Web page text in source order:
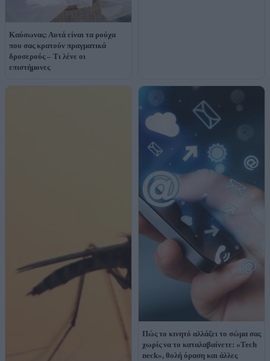
Καύσωνας: Αυτά είναι τα ρούχα
που σας κρατούν πραγματικά
δροσερούς – Τι λένε οι
επιστήμονες
Πώς το κινητό αλλάζει το σώμα σας
χωρίς να το καταλαβαίνετε: «Tech
neck», θολή όραση και άλλες